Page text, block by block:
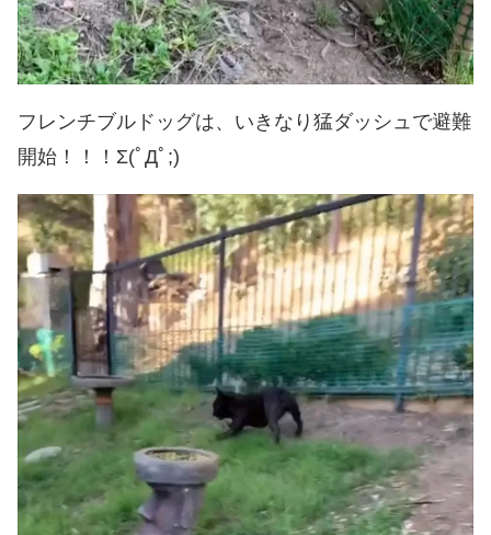
フレンチブルドッグは、いきなり猛ダッシュで避難
開始！！！Σ(ﾟДﾟ;)